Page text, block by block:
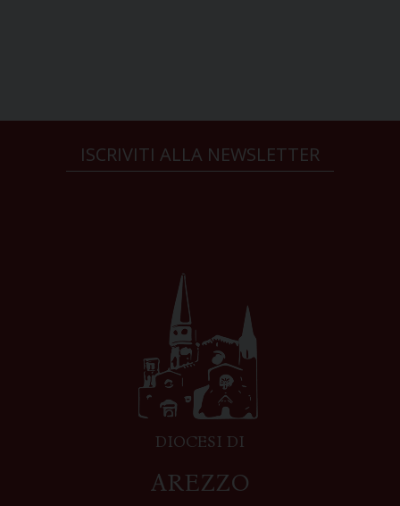
ISCRIVITI ALLA NEWSLETTER
DIOCESI DI
AREZZO